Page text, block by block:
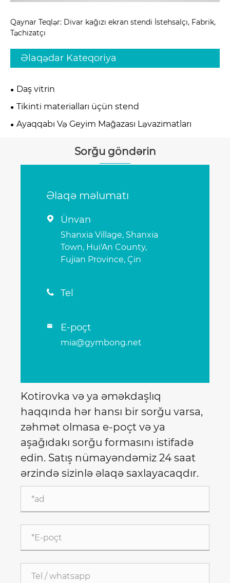
Qaynar Teqlər: Divar kağızı ekran stendi İstehsalçı, Fabrik,
Təchizatçı
Əlaqədar Kateqoriya
Daş vitrin
Tikinti materialları üçün stend
Ayaqqabı Və Geyim Mağazası Ləvazimatları
Sorğu göndərin
Əlaqə məlumatı
 Ünvan
Shanxia Village, Shanxia
Town, Hui'An County,
Fujian Province, Çin
 Tel
 E-poçt
mia@gymbong.net
Kotirovka və ya əməkdaşlıq
haqqında hər hansı bir sorğu varsa,
zəhmət olmasa e-poçt və ya
aşağıdakı sorğu formasını istifadə
edin. Satış nümayəndəmiz 24 saat
ərzində sizinlə əlaqə saxlayacaqdır.